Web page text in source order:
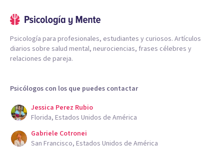
Psicología para profesionales, estudiantes y curiosos. Artículos
diarios sobre salud mental, neurociencias, frases célebres y
relaciones de pareja.
Psicólogos con los que puedes contactar
Jessica Perez Rubio
Florida, Estados Unidos de América
Gabriele Cotronei
San Francisco, Estados Unidos de América